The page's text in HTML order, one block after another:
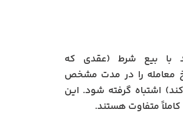
با بیع شرط (عقدی که
معامله را در مدت مشخص
اشتباه گرفته شود. این
کاملاً متفاوت هستند.